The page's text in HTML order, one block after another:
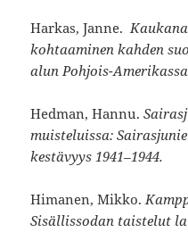
Harkas, Janne.
kohtaaminen kahden
alun Pohjois-
Hedman, Hannu.
muisteluissa:
kestävyys 1941–1944.
Himanen, Mikko.
Sisällissodan taistelut